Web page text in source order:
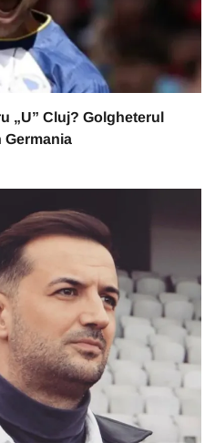
„U” Cluj? Golgheterul
Germania